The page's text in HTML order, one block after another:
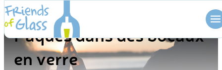
Skip
to
content
BLOG
Pâques dans des bocaux
en verre